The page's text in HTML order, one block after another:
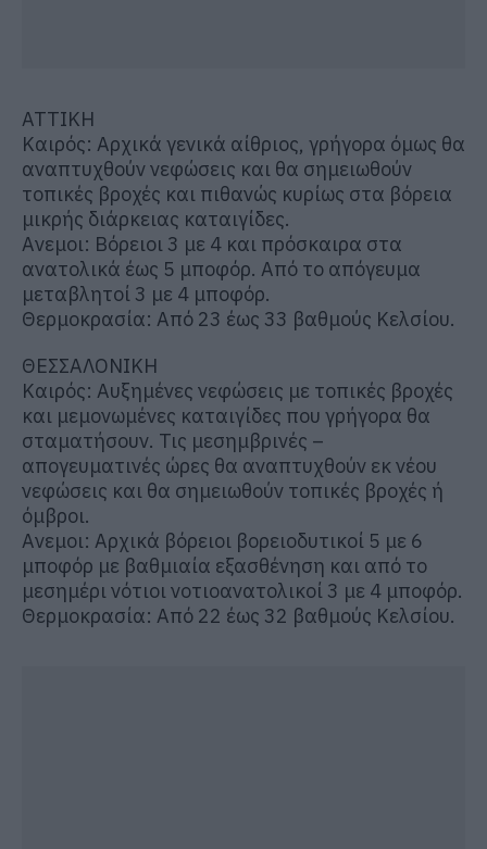
ΑΤΤΙΚΗ
Καιρός: Αρχικά γενικά αίθριος, γρήγορα όμως θα
αναπτυχθούν νεφώσεις και θα σημειωθούν
τοπικές βροχές και πιθανώς κυρίως στα βόρεια
μικρής διάρκειας καταιγίδες.
Ανεμοι: Βόρειοι 3 με 4 και πρόσκαιρα στα
ανατολικά έως 5 μποφόρ. Από το απόγευμα
μεταβλητοί 3 με 4 μποφόρ.
Θερμοκρασία: Από 23 έως 33 βαθμούς Κελσίου.
ΘΕΣΣΑΛΟΝΙΚΗ
Καιρός: Αυξημένες νεφώσεις με τοπικές βροχές
και μεμονωμένες καταιγίδες που γρήγορα θα
σταματήσουν. Τις μεσημβρινές –
απογευματινές ώρες θα αναπτυχθούν εκ νέου
νεφώσεις και θα σημειωθούν τοπικές βροχές ή
όμβροι.
Ανεμοι: Αρχικά βόρειοι βορειοδυτικοί 5 με 6
μποφόρ με βαθμιαία εξασθένηση και από το
μεσημέρι νότιοι νοτιοανατολικοί 3 με 4 μποφόρ.
Θερμοκρασία: Από 22 έως 32 βαθμούς Κελσίου.